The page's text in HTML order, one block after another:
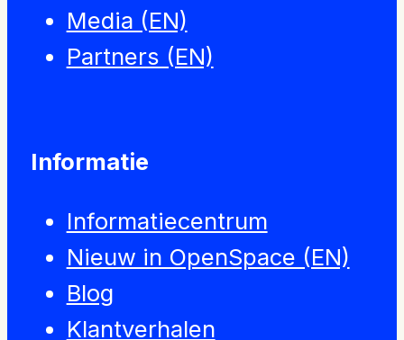
Media (EN)
Partners (EN)
Informatie
Informatiecentrum
Nieuw in OpenSpace (EN)
Blog
Klantverhalen